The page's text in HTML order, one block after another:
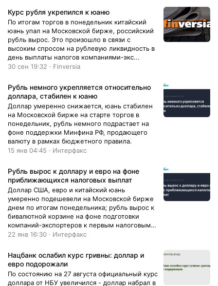
Курс рубля укрепился к юаню
По итогам торгов в понедельник китайский
юань упал на Московской бирже, российский
рубль вырос. Это произошло в связи с
высоким спросом на рублевую ликвидность в
день выплаты налогов компаниями-экс...
30 сен 19:32 · Finversia
Рубль немного укрепляется относительно
доллара, стабилен к юаню
Доллар умеренно снижается, юань стабилен
на Московской бирже на старте торгов в
понедельник, рубль немного подрастает на
фоне поддержки Минфина РФ, продающего
валюту в рамках бюджетного правила.
15 янв 04:45 · Интерфакс
Рубль вырос к доллару и евро на фоне
приближающихся налоговых выплат
Доллар США, евро и китайский юань
умеренно подешевели на Московской бирже
днем по итогам понедельника; рубль вырос к
бивалютной корзине на фоне подготовки
компаний-экспортеров к первым налоговым
выплатам года.
22 янв 16:30 · Интерфакс
Нацбанк ослабил курс гривны: доллар и
евро подорожали
По состоянию на 27 августа официальный курс
доллара от НБУ увеличился - доллар набрал в